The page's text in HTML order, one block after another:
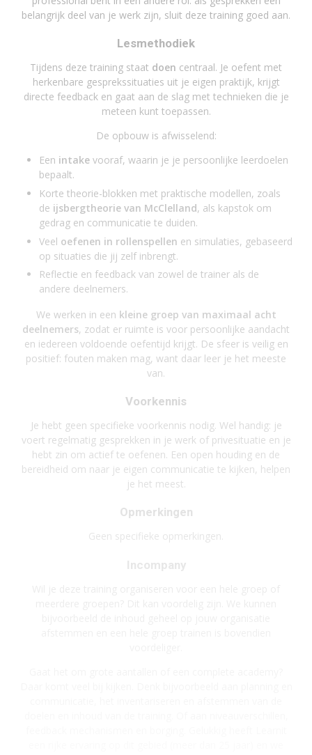
belangrijk deel van je werk zijn, sluit deze training goed aan.
Lesmethodiek
Tijdens deze training staat doen centraal. Je oefent met
herkenbare gesprekssituaties uit je eigen praktijk, krijgt
directe feedback en gaat aan de slag met technieken die je
meteen kunt toepassen.
De opbouw is afwisselend:
Een intake vooraf, waarin je je persoonlijke leerdoelen
bepaalt.
Korte theorie-blokken met praktische modellen, zoals
de ijsbergtheorie van McClelland, als kapstok om
gedrag en communicatie te duiden.
Veel oefenen in rollenspellen en simulaties, gebaseerd
op situaties die jij zelf inbrengt.
Reflectie en feedback van zowel de trainer als de
andere deelnemers.
We werken in een kleine groep van maximaal acht
deelnemers, zodat er ruimte is voor persoonlijke aandacht
en iedereen voldoende oefentijd krijgt. De sfeer is veilig en
positief: fouten maken mag, want daar leer je het meeste
van.
Voorkennis
Je hebt geen specifieke voorkennis nodig. Wel handig: je
voert regelmatig gesprekken in je werk of privesituatie en je
hebt zin om actief te oefenen. Een open houding en de
bereidheid om naar je eigen communicatie te kijken, helpen
je het meest.
Opmerkingen
Geen specifieke opmerkingen.
Incompany